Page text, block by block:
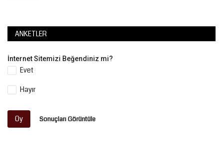
ANKETLER
İnternet Sitemizi Beğendiniz mi?
Evet
Hayır
Oy Sonuçları Görüntüle